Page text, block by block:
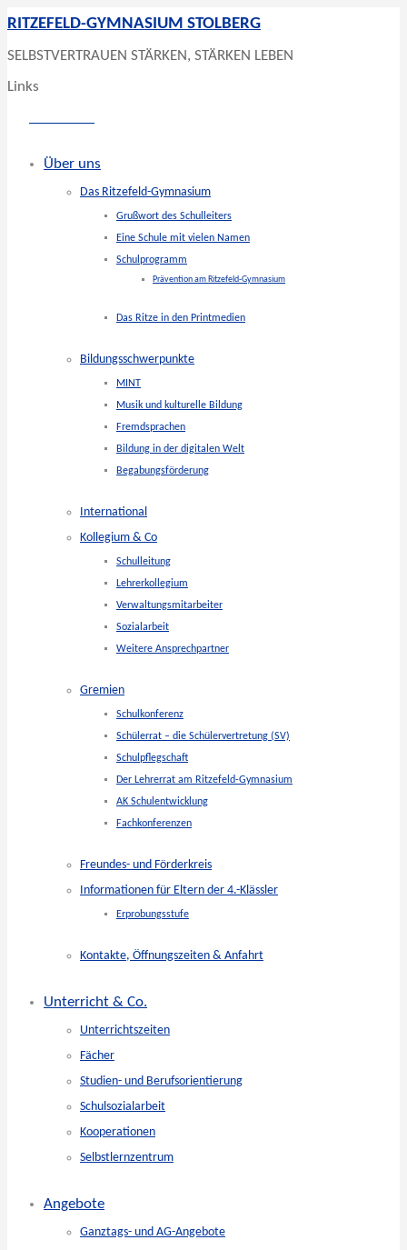
RITZEFELD-GYMNASIUM STOLBERG
SELBSTVERTRAUEN STÄRKEN, STÄRKEN LEBEN
Links
Über uns
Das Ritzefeld-Gymnasium
Grußwort des Schulleiters
Eine Schule mit vielen Namen
Schulprogramm
Prävention am Ritzefeld-Gymnasium
Das Ritze in den Printmedien
Bildungsschwerpunkte
MINT
Musik und kulturelle Bildung
Fremdsprachen
Bildung in der digitalen Welt
Begabungsförderung
International
Kollegium & Co
Schulleitung
Lehrerkollegium
Verwaltungsmitarbeiter
Sozialarbeit
Weitere Ansprechpartner
Gremien
Schulkonferenz
Schülerrat – die Schülervertretung (SV)
Schulpflegschaft
Der Lehrerrat am Ritzefeld-Gymnasium
AK Schulentwicklung
Fachkonferenzen
Freundes- und Förderkreis
Informationen für Eltern der 4.-Klässler
Erprobungsstufe
Kontakte, Öffnungszeiten & Anfahrt
Unterricht & Co.
Unterrichtszeiten
Fächer
Studien- und Berufsorientierung
Schulsozialarbeit
Kooperationen
Selbstlernzentrum
Angebote
Ganztags- und AG-Angebote